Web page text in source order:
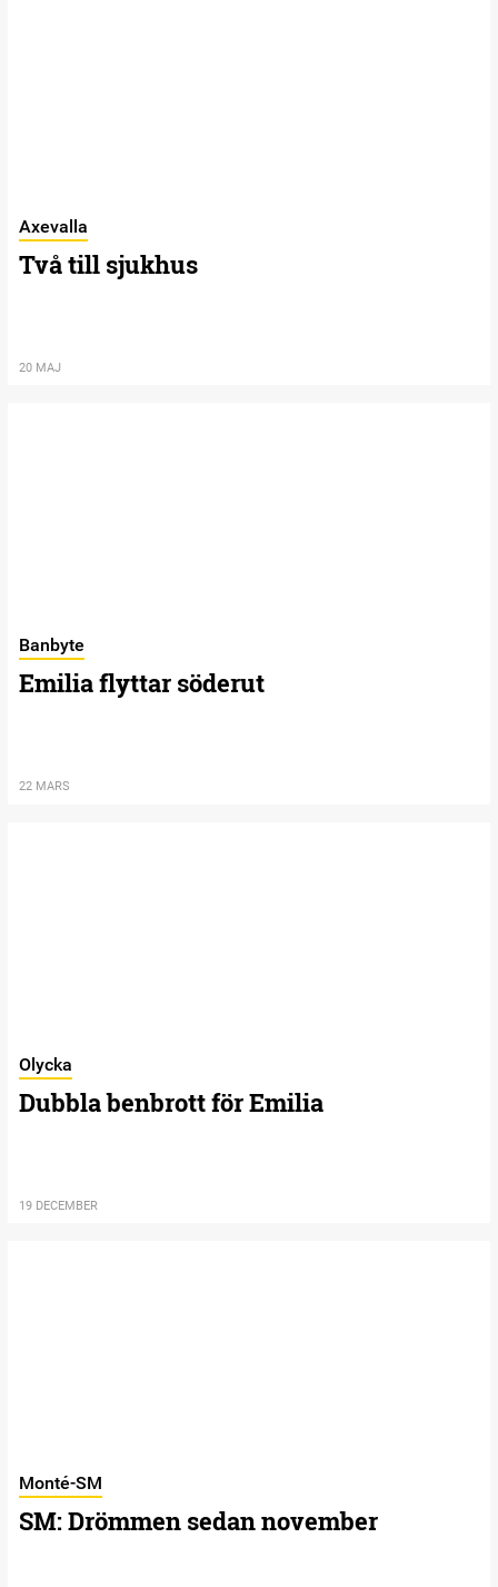
Axevalla
Två till sjukhus
20 MAJ
Banbyte
Emilia flyttar söderut
22 MARS
Olycka
Dubbla benbrott för Emilia
19 DECEMBER
Monté-SM
SM: Drömmen sedan november